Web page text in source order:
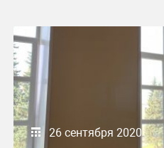
26 сентября 2020